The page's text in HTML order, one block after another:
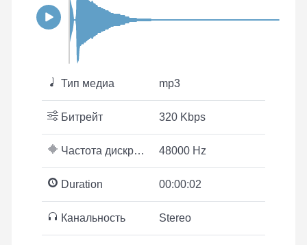
Тип медиа mp3
Битрейт 320 Kbps
Частота дискретизации 48000 Hz
Duration 00:00:02
Канальность Stereo